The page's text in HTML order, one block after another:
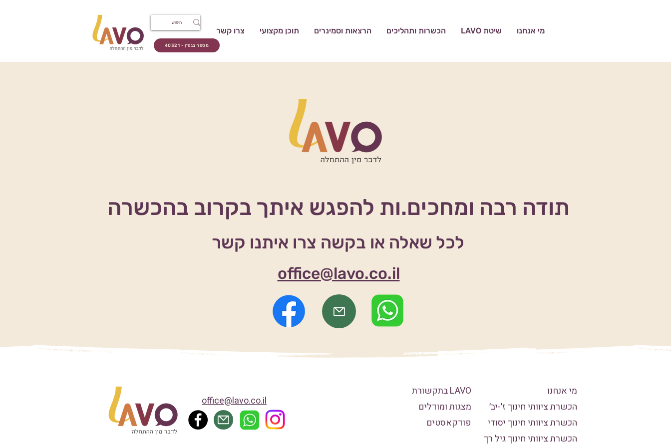
מי אנחנו שיטת LAVO הכשרות ותהליכים הרצאות וסמינרים תוכן מקצועי צרו קשר
מספר בגפ״ן - 40321
תודה רבה ומחכים.ות להפגש איתך בקרוב בהכשרה
לכל שאלה או בקשה צרו איתנו קשר
office@lavo.co.il
office@lavo.co.il
LAVO בתקשורת
מצגות ומודלים
פודקאסטים
מי אנחנו
הכשרת ציוותי חינוך ז׳-יב׳
הכשרת ציוותי חינוך יסודי
הכשרת ציוותי חינוך גיל רך